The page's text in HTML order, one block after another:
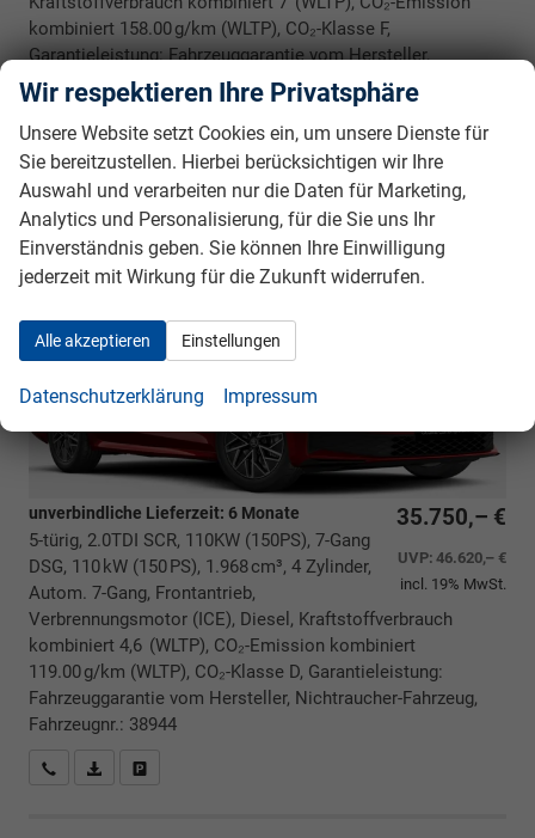
kombiniert 158.00 g/km (WLTP), CO₂-Klasse F,
Garantieleistung: Fahrzeuggarantie vom Hersteller,
Nichtraucher-Fahrzeug, Fahrzeugnr.: 40027
Rückrufbitte absenden
PDF-Datei, Fahrzeugexposé drucken
Drucken, parken oder vergleichen
Skoda Octavia CombiSportline
BESTELLFAHRZEUG / FREI KONFIGURIERBAR
35.750,– €
UVP:46.620,– €
incl. 19% MwSt.
unverbindliche Lieferzeit: 6 Monate
5-türig, 2.0TDI SCR, 110KW (150PS), 7-Gang
DSG, 110 kW (150 PS), 1.968 cm³, 4 Zylinder,
Autom. 7-Gang, Frontantrieb,
Verbrennungsmotor (ICE), Diesel, Kraftstoffverbrauch
kombiniert 4,6 (WLTP), CO₂-Emission kombiniert
119.00 g/km (WLTP), CO₂-Klasse D, Garantieleistung:
Fahrzeuggarantie vom Hersteller, Nichtraucher-Fahrzeug,
Fahrzeugnr.: 38944
Rückrufbitte absenden
PDF-Datei, Fahrzeugexposé drucken
Wir respektieren Ihre Privatsphäre
Unsere Website setzt Cookies ein, um unsere Dienste für
Sie bereitzustellen. Hierbei berücksichtigen wir Ihre
Auswahl und verarbeiten nur die Daten für Marketing,
Analytics und Personalisierung, für die Sie uns Ihr
Einverständnis geben. Sie können Ihre Einwilligung
jederzeit mit Wirkung für die Zukunft widerrufen.
Alle akzeptieren Einstellungen
Datenschutzerklärung Impressum